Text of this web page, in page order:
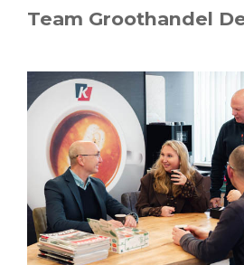
Team Groothandel